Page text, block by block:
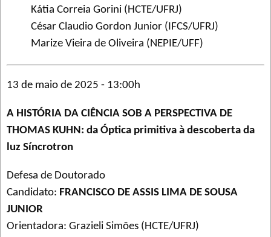
Kátia Correia Gorini (HCTE/UFRJ)
César Claudio Gordon Junior (IFCS/UFRJ)
Marize Vieira de Oliveira (NEPIE/UFF)
13 de maio de 2025 - 13:00h
A HISTÓRIA DA CIÊNCIA SOB A PERSPECTIVA DE
THOMAS KUHN: da Óptica primitiva à descoberta da
luz Síncrotron
Defesa de Doutorado
Candidato: FRANCISCO DE ASSIS LIMA DE SOUSA
JUNIOR
Orientadora: Grazieli Simões (HCTE/UFRJ)